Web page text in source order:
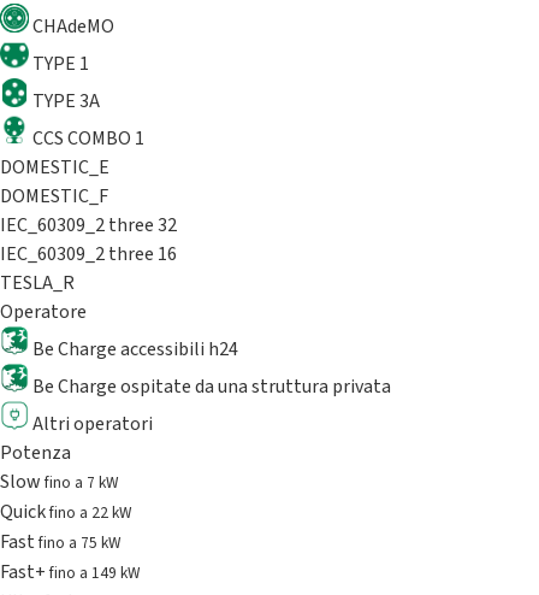
CHAdeMO
TYPE 1
TYPE 3A
CCS COMBO 1
DOMESTIC_E
DOMESTIC_F
IEC_60309_2 three 32
IEC_60309_2 three 16
TESLA_R
Operatore
Be Charge accessibili h24
Be Charge ospitate da una struttura privata
Altri operatori
Potenza
Slowfino a 7 kW
Quickfino a 22 kW
Fastfino a 75 kW
Fast+fino a 149 kW